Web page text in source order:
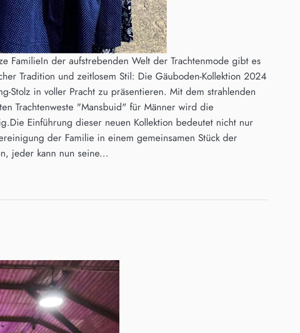
FamilieIn der aufstrebenden Welt der Trachtenmode gibt es
Tradition und zeitlosem Stil: Die Gäuboden-Kollektion 2024
Stolz in voller Pracht zu präsentieren. Mit dem strahlenden
Trachtenweste "Mansbuid" für Männer wird die
Einführung dieser neuen Kollektion bedeutet nicht nur
der Familie in einem gemeinsamen Stück der
jeder kann nun seine...